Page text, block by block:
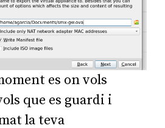
es on vols
que es guardi i
la teva